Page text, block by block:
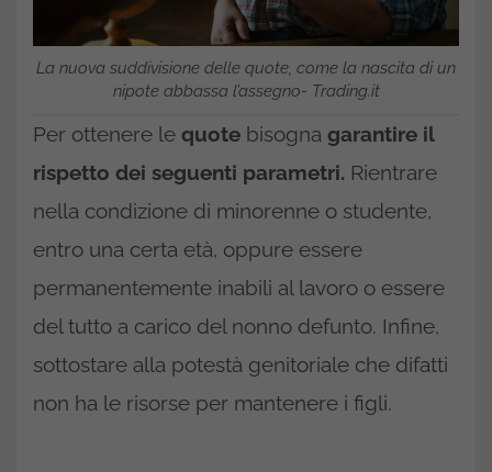
La nuova suddivisione delle quote, come la nascita di un
nipote abbassa l’assegno- Trading.it
Per ottenere le quote bisogna garantire il
rispetto dei seguenti parametri. Rientrare
nella condizione di minorenne o studente,
entro una certa età, oppure essere
permanentemente inabili al lavoro o essere
del tutto a carico del nonno defunto. Infine,
sottostare alla potestà genitoriale che difatti
non ha le risorse per mantenere i figli.